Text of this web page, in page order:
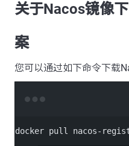
关于Nacos镜像
案
您可以通过如下命令下载
docker pull nacos-